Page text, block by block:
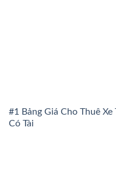
#1 Bảng Giá Cho Thuê
Có Tài